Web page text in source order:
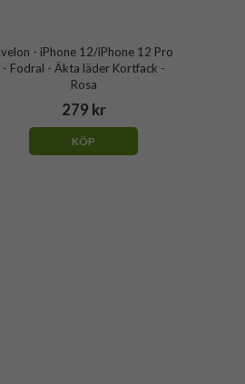
- iPhone 12/iPhone 12 Pro
- Fodral - Äkta läder Kortfack -
Rosa
279 kr
KÖP